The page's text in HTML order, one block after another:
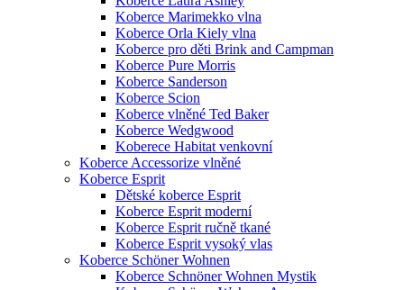
Koberce Marimekko vlna
Koberce Orla Kiely vlna
Koberce pro děti Brink and Campman
Koberce Pure Morris
Koberce Sanderson
Koberce Scion
Koberce vlněné Ted Baker
Koberce Wedgwood
Koberece Habitat venkovní
Koberce Accessorize vlněné
Koberce Esprit
Dětské koberce Esprit
Koberce Esprit moderní
Koberce Esprit ručně tkané
Koberce Esprit vysoký vlas
Koberce Schöner Wohnen
Koberce Schnöner Wohnen Mystik